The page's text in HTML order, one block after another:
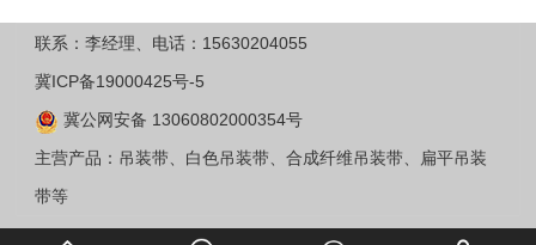
联系：李经理、电话：15630204055
冀ICP备19000425号-5
冀公网安备 13060802000354号
主营产品：吊装带、白色吊装带、合成纤维吊装带、扁平吊装
带等